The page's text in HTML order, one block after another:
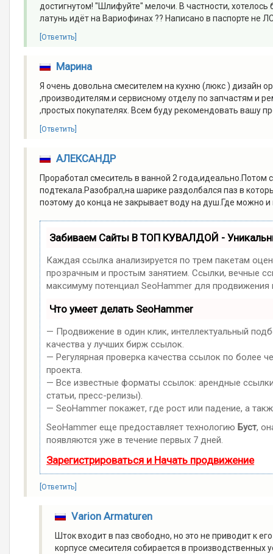
достигнутом! "Шлифуйте" мелочи. В частности,
латунь идёт на Вариофинах ?? Написано в паспорте не
[Ответить]
Марина
Я очень довольна смесителем на кухню (люкс ) дизайн
,производителям.и сервисному отделу по запчастям и
,простых покупателях. Всем буду рекомендовать вашу
[Ответить]
АЛЕКСАНДР
Проработал смеситель в ванной 2
подтекала.Разобрал,на шарике раздолбался паз в
поэтому до конца не закрывает воду на душ.Где можно
Забиваем Сайты В ТОП КУВАЛДОЙ -
Каждая ссылка анализируется по трем пакетам
прозрачным и простым занятием. Ссылки, вечные
максимуму потенциал SeoHammer для продвижения
Что умеет делать SeoHammer
— Продвижение в один клик, интеллектуальный
качества у лучших бирж ссылок.
— Регулярная проверка качества ссылок по более
проекта.
— Все известные форматы ссылок: арендные
статьи, пресс-релизы).
— SeoHammer покажет, где рост или падение, а
SeoHammer еще предоставляет технологиюБуст,
появляются уже в течение первых 7 дней.
Зарегистрироваться и Начать продвижение
[Ответить]
Varion Armaturen
Шток входит в паз свободно, но это не приводит к
корпусе смесителя собирается в производственных